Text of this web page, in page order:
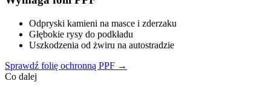
Odpryski kamieni na masce i zderzaku
Głębokie rysy do podkładu
Uszkodzenia od żwiru na autostradzie
Sprawdź folię ochronną PPF →
Co dalej